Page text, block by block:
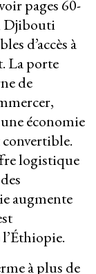
pages 60-
Djibouti
d’accès à
La porte
de
économie
logistique
augmente
à plus de